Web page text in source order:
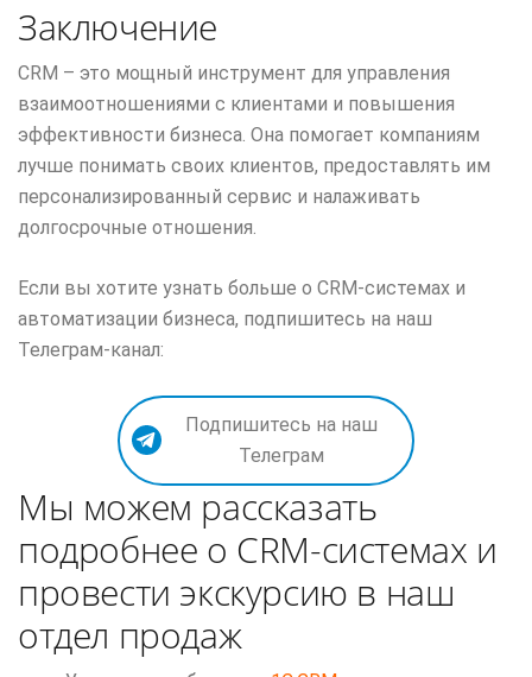
Заключение
CRM – это мощный инструмент для управления
взаимоотношениями с клиентами и повышения
эффективности бизнеса. Она помогает компаниям
лучше понимать своих клиентов, предоставлять им
персонализированный сервис и налаживать
долгосрочные отношения.
Если вы хотите узнать больше о CRM-системах и
автоматизации бизнеса, подпишитесь на наш
Телеграм-канал:
Подпишитесь на наш
Телеграм
Мы можем рассказать
подробнее о CRM-системах и
провести экскурсию в наш
отдел продаж